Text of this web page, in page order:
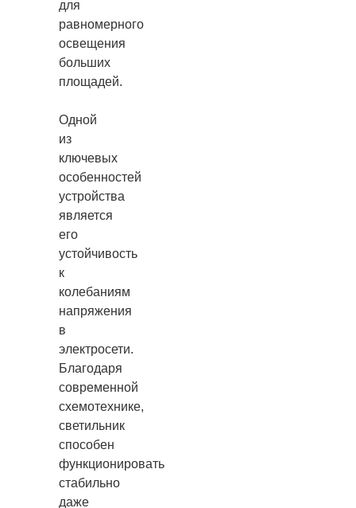
для
равномерного
освещения
больших
площадей.
Одной
из
ключевых
особенностей
устройства
является
его
устойчивость
к
колебаниям
напряжения
в
электросети.
Благодаря
современной
схемотехнике,
светильник
способен
функционировать
стабильно
даже